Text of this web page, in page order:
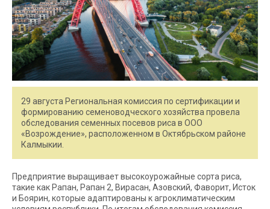
29 августа Региональная комиссия по сертификации и
формированию семеноводческого хозяйства провела
обследования семенных посевов риса в ООО
«Возрождение», расположенном в Октябрьском районе
Калмыкии.
Предприятие выращивает высокоурожайные сорта риса,
такие как Рапан, Рапан 2, Вирасан, Азовский, Фаворит, Исток
и Боярин, которые адаптированы к агроклиматическим